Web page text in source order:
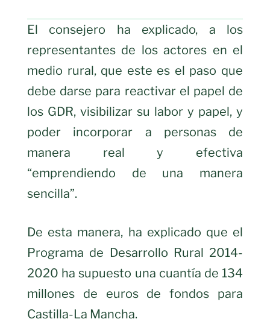
El consejero ha explicado, a los
representantes de los actores en el
medio rural, que este es el paso que
debe darse para reactivar el papel de
los GDR, visibilizar su labor y papel, y
poder incorporar a personas de
manera real y efectiva
“emprendiendo de una manera
sencilla”.
De esta manera, ha explicado que el
Programa de Desarrollo Rural 2014-
2020 ha supuesto una cuantía de 134
millones de euros de fondos para
Castilla-La Mancha.